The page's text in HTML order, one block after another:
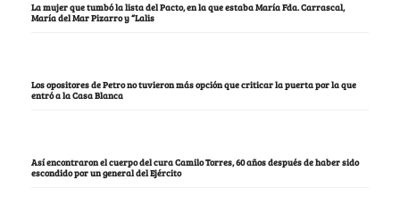
La mujer que tumbó la lista del Pacto, en la que estaba María Fda. Carrascal,
María del Mar Pizarro y “Lalis
Los opositores de Petro no tuvieron más opción que criticar la puerta por la que
entró a la Casa Blanca
Así encontraron el cuerpo del cura Camilo Torres, 60 años después de haber sido
escondido por un general del Ejército